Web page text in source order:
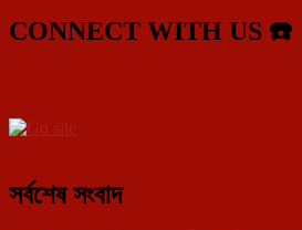
CONNECT WITH US ☎️
সর্বশেষ সংবাদ